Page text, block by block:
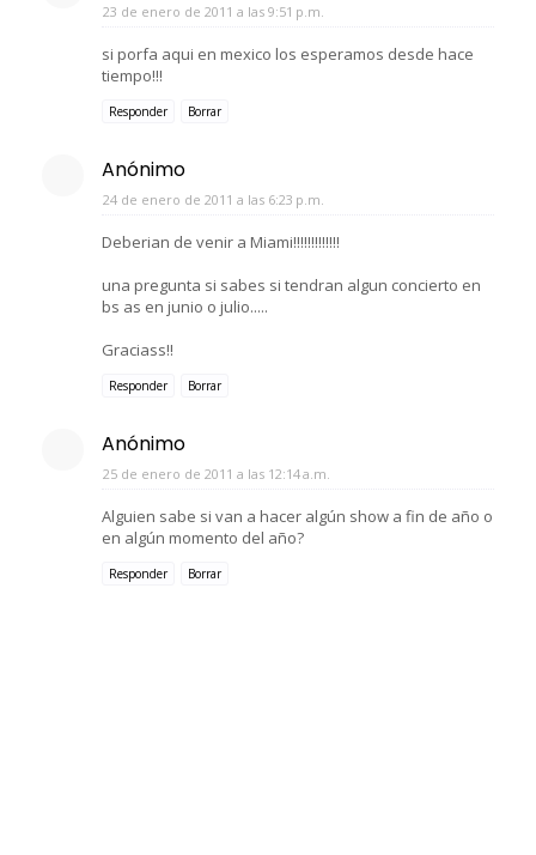
23 de enero de 2011 a las 9:51 p.m.
si porfa aqui en mexico los esperamos desde hace
tiempo!!!
Responder Borrar
Anónimo
24 de enero de 2011 a las 6:23 p.m.
Deberian de venir a Miami!!!!!!!!!!!!!
una pregunta si sabes si tendran algun concierto en
bs as en junio o julio.....
Graciass!!
Responder Borrar
Anónimo
25 de enero de 2011 a las 12:14 a.m.
Alguien sabe si van a hacer algún show a fin de año o
en algún momento del año?
Responder Borrar